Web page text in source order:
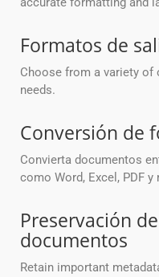
Formatos de
Choose from a variety
needs.
Conversión de
Convierta documentos
como Word, Excel, PDF y
Preservación
documentos
Retain important